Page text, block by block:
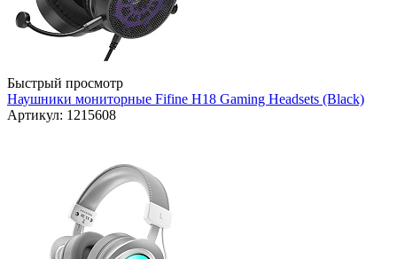
Быстрый просмотр
Наушники мониторные Fifine H18 Gaming Headsets (Black)
Артикул: 1215608